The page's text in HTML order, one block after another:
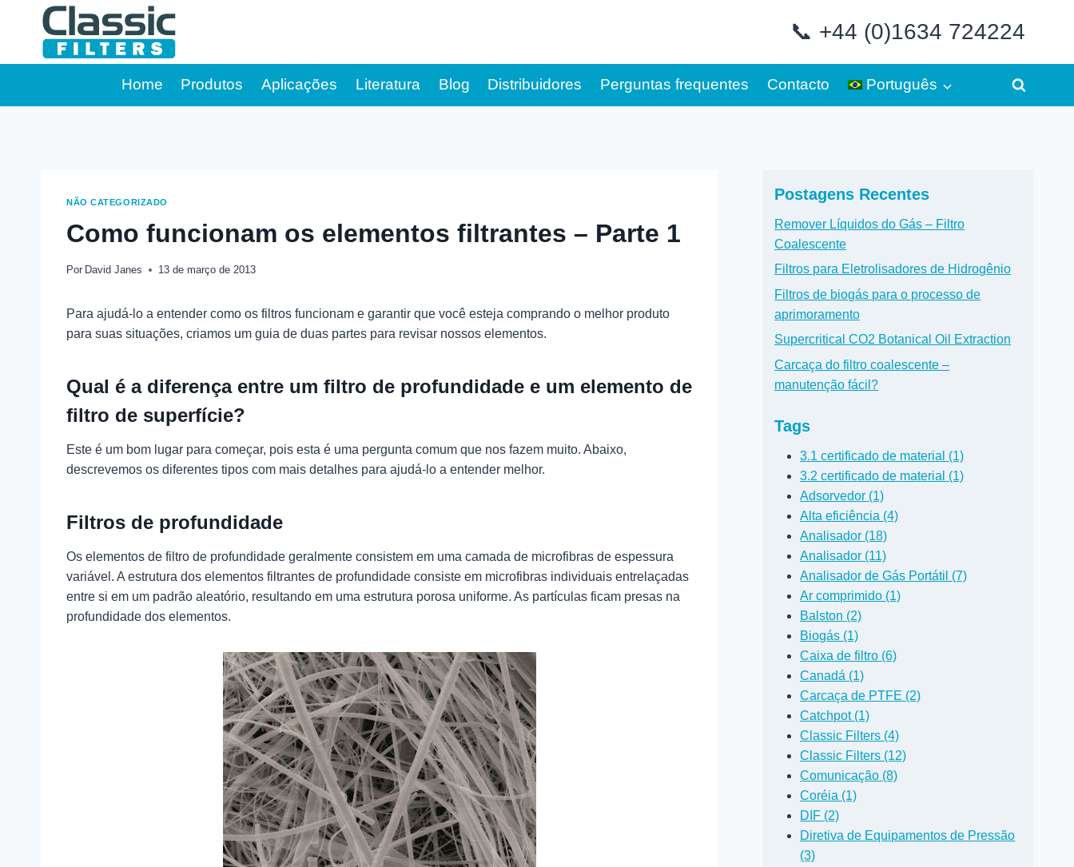
📞 +44 (0)1634 724224
Home Produtos Aplicações Literatura Blog Distribuidores Perguntas frequentes Contacto Português
NÃO CATEGORIZADO
Como funcionam os elementos filtrantes – Parte 1
Por David Janes 13 de março de 2013
Para ajudá-lo a entender como os filtros funcionam e garantir que você esteja comprando o melhor produto
para suas situações, criamos um guia de duas partes para revisar nossos elementos.
Qual é a diferença entre um filtro de profundidade e um elemento de
filtro de superfície?
Este é um bom lugar para começar, pois esta é uma pergunta comum que nos fazem muito. Abaixo,
descrevemos os diferentes tipos com mais detalhes para ajudá-lo a entender melhor.
Filtros de profundidade
Os elementos de filtro de profundidade geralmente consistem em uma camada de microfibras de espessura
variável. A estrutura dos elementos filtrantes de profundidade consiste em microfibras individuais entrelaçadas
entre si em um padrão aleatório, resultando em uma estrutura porosa uniforme. As partículas ficam presas na
profundidade dos elementos.
Postagens Recentes
Remover Líquidos do Gás – Filtro
Coalescente
Filtros para Eletrolisadores de Hidrogênio
Filtros de biogás para o processo de
aprimoramento
Supercritical CO2 Botanical Oil Extraction
Carcaça do filtro coalescente –
manutenção fácil?
Tags
3.1 certificado de material (1)
3.2 certificado de material (1)
Adsorvedor (1)
Alta eficiência (4)
Analisador (18)
Analisador (11)
Analisador de Gás Portátil (7)
Ar comprimido (1)
Balston (2)
Biogás (1)
Caixa de filtro (6)
Canadá (1)
Carcaça de PTFE (2)
Catchpot (1)
Classic Filters (4)
Classic Filters (12)
Comunicação (8)
Coréia (1)
DIF (2)
Diretiva de Equipamentos de Pressão
(3)